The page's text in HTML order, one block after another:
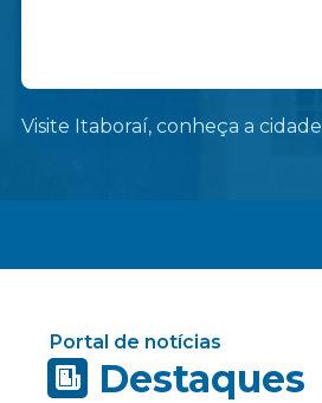
Visite Itaboraí, conheça a cidade
Portal de notícias
Destaques